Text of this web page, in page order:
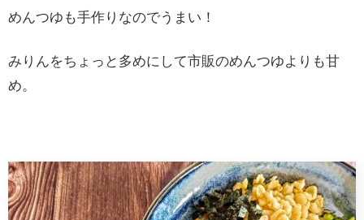
めんつゆも手作りなのでうまい！
みりんをちょっと多めにして市販のめんつゆよりも甘
め。